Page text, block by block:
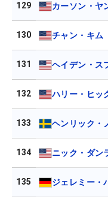
129 カーソン・ヤ
130 チャン・キム
131 ヘイデン・ス
132 ハリー・ヒッ
133 ヘンリック・
134 ニック・ダン
135 ジェレミー・